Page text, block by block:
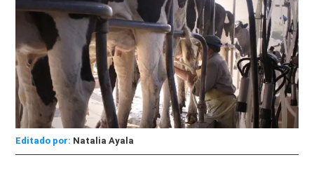
Editado por: Natalia Ayala